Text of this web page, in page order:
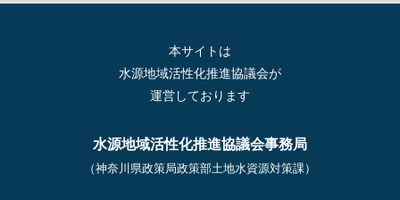
本サイトは
水源地域活性化推進協議会が
運営しております
水源地域活性化推進協議会事務局
（神奈川県政策局政策部土地水資源対策課）